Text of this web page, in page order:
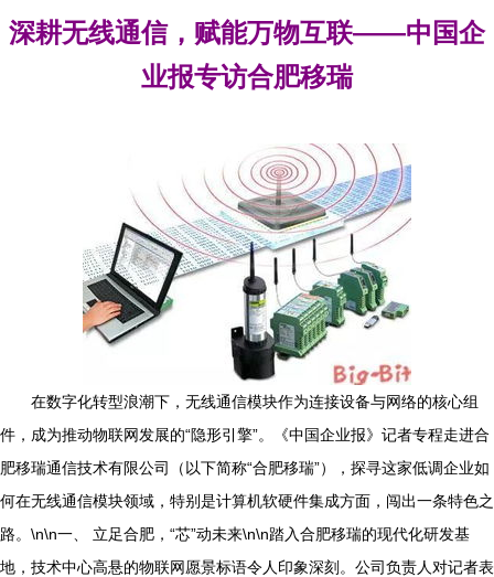
深耕无线通信，赋能万物互联——中国企
业报专访合肥移瑞
在数字化转型浪潮下，无线通信模块作为连接设备与网络的核心组
件，成为推动物联网发展的“隐形引擎”。《中国企业报》记者专程走进合
肥移瑞通信技术有限公司（以下简称“合肥移瑞”），探寻这家低调企业如
何在无线通信模块领域，特别是计算机软硬件集成方面，闯出一条特色之
路。\n\n一、 立足合肥，“芯”动未来\n\n踏入合肥移瑞的现代化研发基
地，技术中心高悬的物联网愿景标语令人印象深刻。公司负责人对记者表